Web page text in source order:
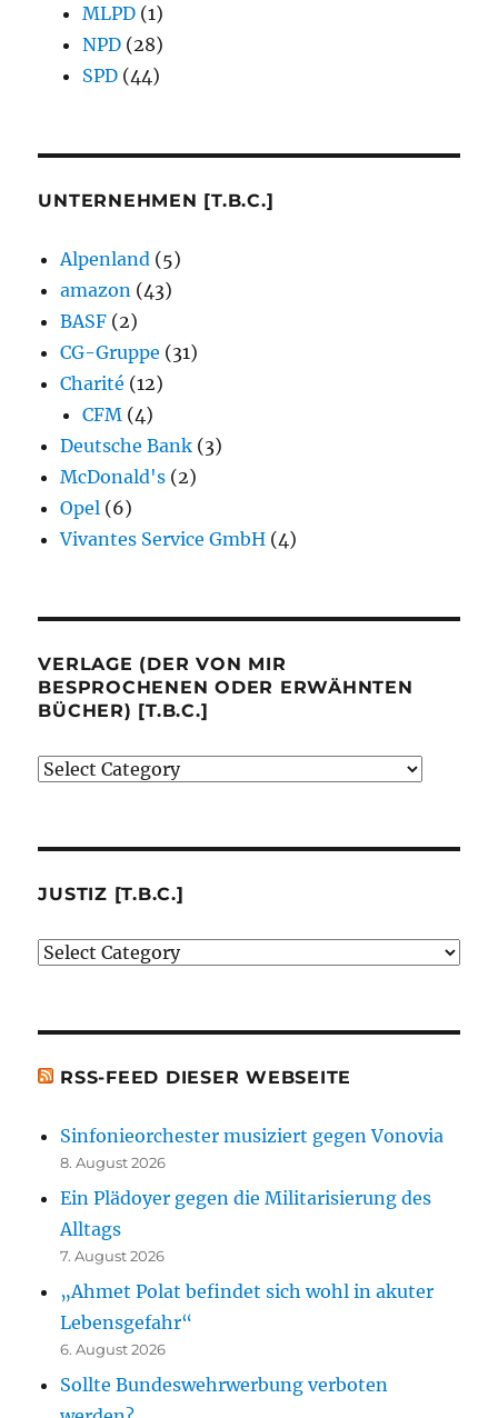
MLPD (1)
NPD (28)
SPD (44)
UNTERNEHMEN [T.B.C.]
Alpenland (5)
amazon (43)
BASF (2)
CG-Gruppe (31)
Charité (12)
CFM (4)
Deutsche Bank (3)
McDonald's (2)
Opel (6)
Vivantes Service GmbH (4)
VERLAGE (DER VON MIR
BESPROCHENEN ODER ERWÄHNTEN
BÜCHER) [T.B.C.]
Verlage
besprochenen
erwähnten
JUSTIZ [T.B.C.]
Justiz
RSS-FEED DIESER WEBSEITE
Sinfonieorchester musiziert gegen Vonovia
8. August 2026
Ein Plädoyer gegen die Militarisierung des
Alltags
7. August 2026
„Ahmet Polat befindet sich wohl in akuter
Lebensgefahr“
6. August 2026
Sollte Bundeswehrwerbung verboten